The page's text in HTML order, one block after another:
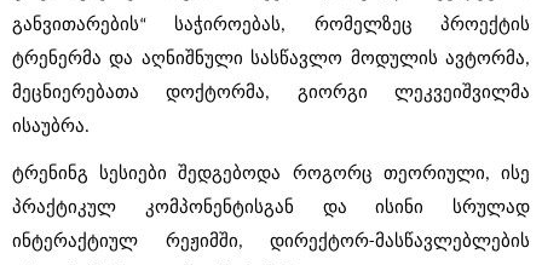
განვითარების“ საჭიროებას, რომელზეც პროექტის
ტრენერმა და აღნიშნული სასწავლო მოდულის ავტორმა,
მეცნიერებათა დოქტორმა, გიორგი ლეკვეიშვილმა
ისაუბრა.
ტრენინგ სესიები შედგებოდა როგორც თეორიული, ისე
პრაქტიკულ კომპონენტისგან და ისინი სრულად
ინტერაქტიულ რეჟიმში, დირექტორ-მასწავლებლების